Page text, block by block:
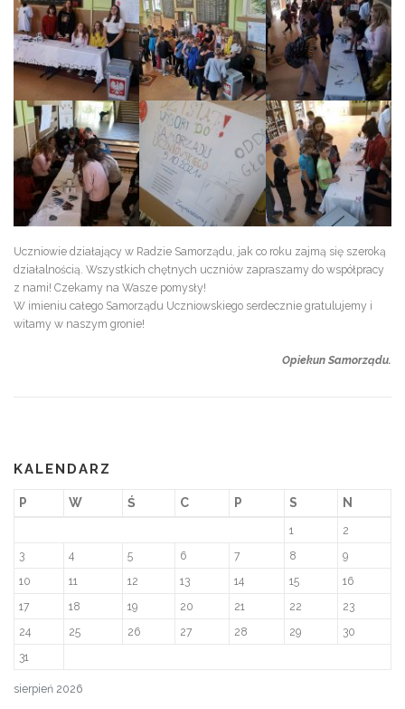
Uczniowie działający w Radzie Samorządu, jak co roku zajmą się szeroką
działalnością. Wszystkich chętnych uczniów zapraszamy do współpracy
z nami! Czekamy na Wasze pomysły!
W imieniu całego Samorządu Uczniowskiego serdecznie gratulujemy i
witamy w naszym gronie!
Opiekun Samorządu.
KALENDARZ
sierpień 2026
P W Ś C P S N
1
2
3
4 5 6 7 8
9
10
11 12 13 14 15
16
17
18 19 20 21 22
23
24
25 26 27 28 29
30
31